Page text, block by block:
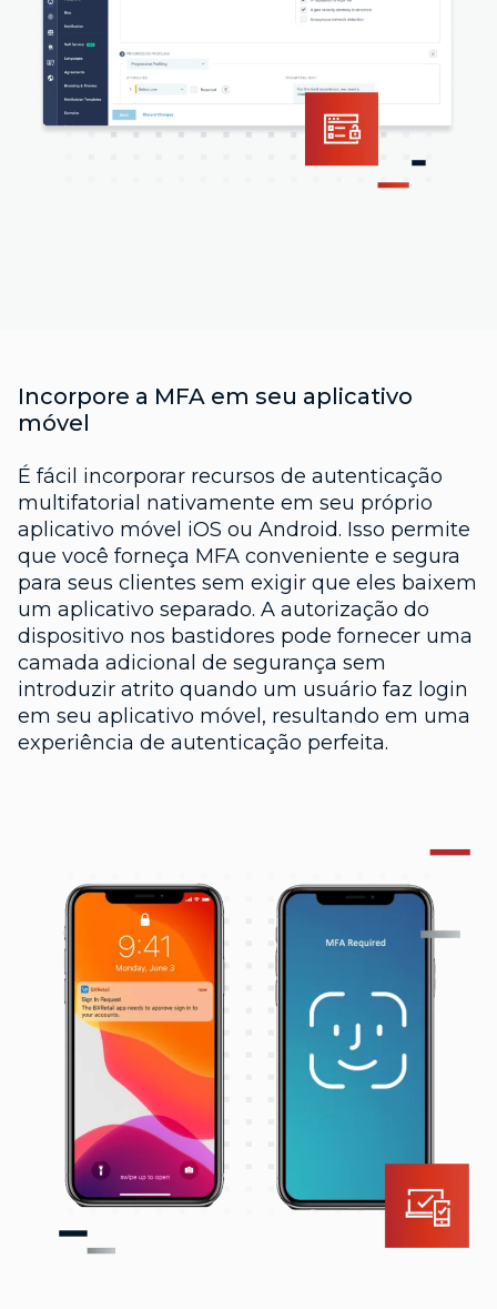
Incorpore a MFA em seu aplicativo
móvel
É fácil incorporar recursos de autenticação
multifatorial nativamente em seu próprio
aplicativo móvel iOS ou Android. Isso permite
que você forneça MFA conveniente e segura
para seus clientes sem exigir que eles baixem
um aplicativo separado. A autorização do
dispositivo nos bastidores pode fornecer uma
camada adicional de segurança sem
introduzir atrito quando um usuário faz login
em seu aplicativo móvel, resultando em uma
experiência de autenticação perfeita.